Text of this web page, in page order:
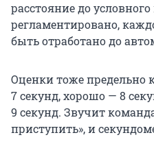
расстояние до
регламентировано,
быть отработано до
Оценки тоже предельно
7 секунд, хорошо — 8
9 секунд. Звучит
приступить», и